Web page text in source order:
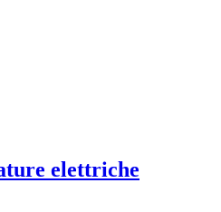
elettriche